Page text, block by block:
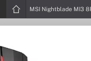
MSI Nightblade MI3